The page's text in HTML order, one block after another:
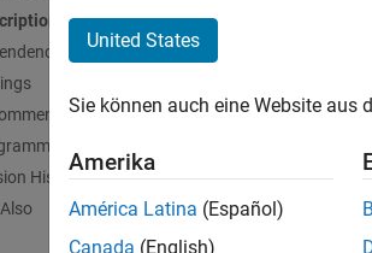
Settings
Use
History
United States
Sie können auch eine Website aus
Amerika
América Latina (Español)
Canada (English)